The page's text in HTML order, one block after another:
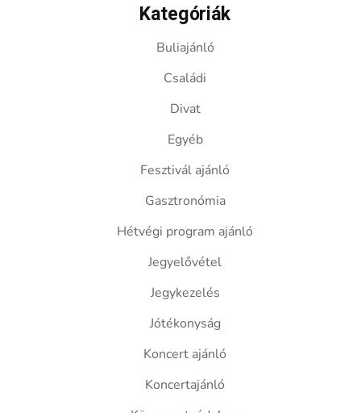
Kategóriák
Buliajánló
Családi
Divat
Egyéb
Fesztivál ajánló
Gasztronómia
Hétvégi program ajánló
Jegyelővétel
Jegykezelés
Jótékonyság
Koncert ajánló
Koncertajánló